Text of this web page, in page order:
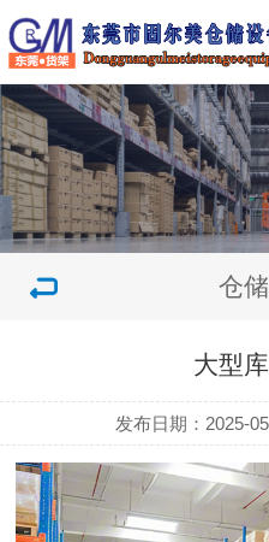
仓
大型
发布日期：2025-